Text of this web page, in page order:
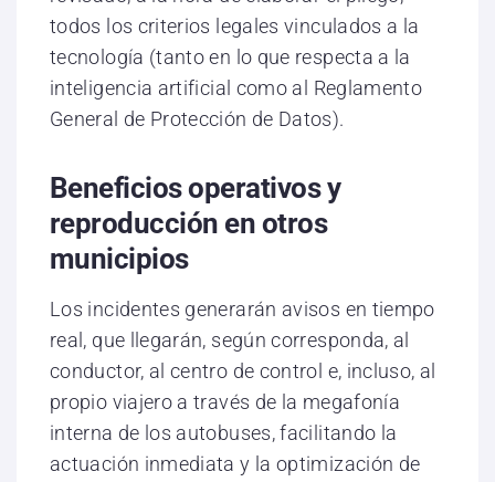
todos los criterios legales vinculados a la
tecnología (tanto en lo que respecta a la
inteligencia artificial como al Reglamento
General de Protección de Datos).
Beneficios operativos y
reproducción en otros
municipios
Los incidentes generarán avisos en tiempo
real, que llegarán, según corresponda, al
conductor, al centro de control e, incluso, al
propio viajero a través de la megafonía
interna de los autobuses, facilitando la
actuación inmediata y la optimización de